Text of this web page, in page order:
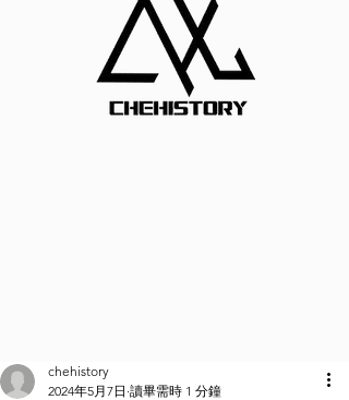
chehistory
2024年5月7日 讀畢需時 1 分鐘